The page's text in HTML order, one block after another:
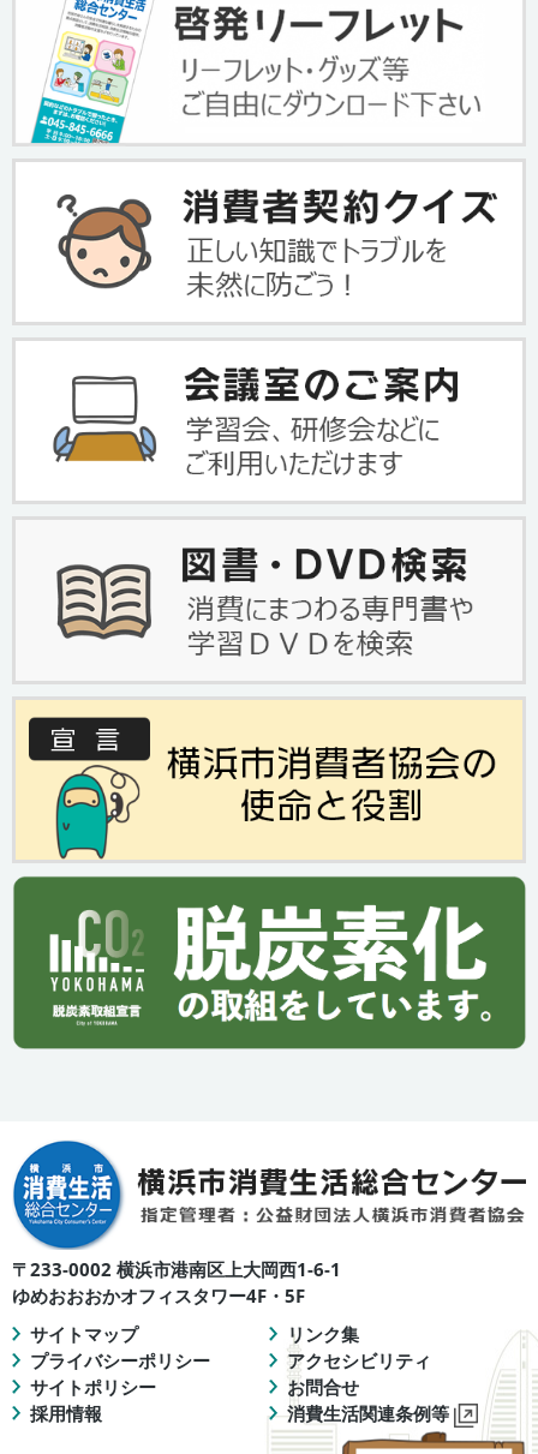
〒233-0002 横浜市港南区上大岡西1-6-1
ゆめおおおかオフィスタワー4F・5F
サイトマップ
リンク集
プライバシーポリシー
アクセシビリティ
サイトポリシー
お問合せ
採用情報
消費生活関連条例等